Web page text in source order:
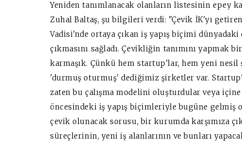
Yeniden tanımlanacak olanların listesinin epey
Zuhal Baltaş, şu bilgileri verdi: "Çevik İK'yı
Vadisi'nde ortaya çıkan iş yapış biçimi
çıkmasını sağladı. Çevikliğin tanımını yapmak
karmaşık. Çünkü hem startup'lar, hem yeni
'durmuş oturmuş' dediğimiz şirketler var.
zaten bu çalışma modelini oluşturdular veya içine
öncesindeki iş yapış biçimleriyle bugüne gelmiş
çevik olunacak sorusu, bir kurumda karşımıza
süreçlerinin, yeni iş alanlarının ve bunları